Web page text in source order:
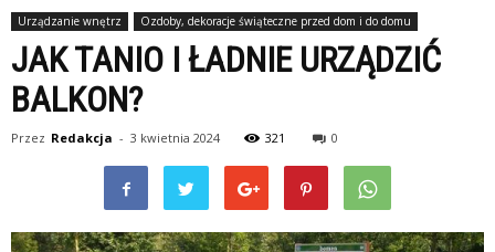
Urządzanie wnętrz Ozdoby, dekoracje świąteczne przed dom i do domu
JAK TANIO I ŁADNIE URZĄDZIĆ
BALKON?
Przez Redakcja - 3 kwietnia 2024 321 0